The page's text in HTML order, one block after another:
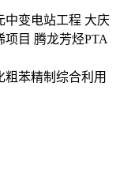
中变电站工程 大庆
项目 腾龙芳烃PTA
粗苯精制综合利用